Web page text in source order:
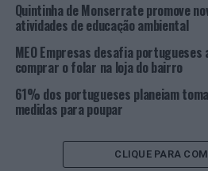
comunidade surda vir até ao SEA
da experiência completa.”, refere
Geral do SEA LIFE Porto.
completa, imersiva e interativa
Porto está à espera da sua visita
durante a semana, e das 10h00
semana. Os bilhetes podem ser
Quintinha de Monserrate promove
atividades de educação ambiental
MEO Empresas desafia portugueses
comprar o folar na loja do bairro
61% dos portugueses planeiam
medidas para poupar
CLIQUE PARA